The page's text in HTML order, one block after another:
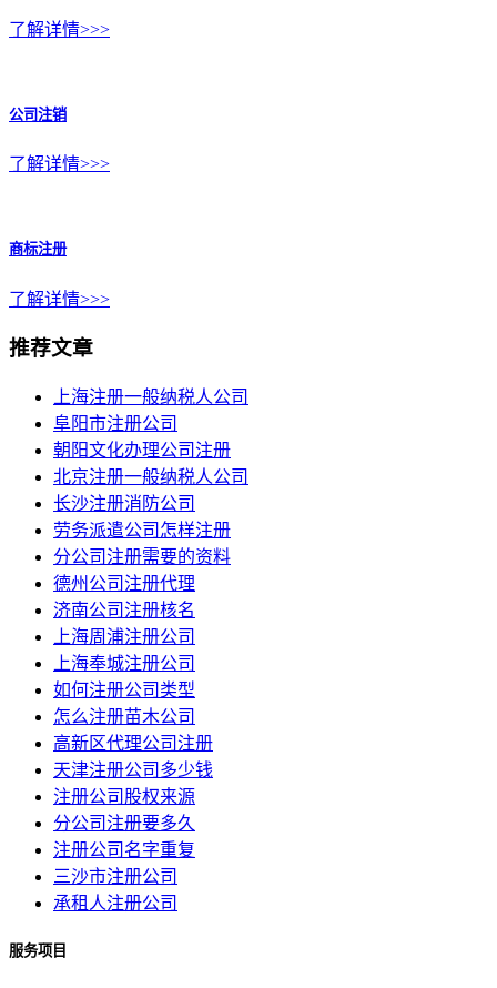
了解详情>>>
公司注销
了解详情>>>
商标注册
了解详情>>>
推荐文章
上海注册一般纳税人公司
阜阳市注册公司
朝阳文化办理公司注册
北京注册一般纳税人公司
长沙注册消防公司
劳务派遣公司怎样注册
分公司注册需要的资料
德州公司注册代理
济南公司注册核名
上海周浦注册公司
上海奉城注册公司
如何注册公司类型
怎么注册苗木公司
高新区代理公司注册
天津注册公司多少钱
注册公司股权来源
分公司注册要多久
注册公司名字重复
三沙市注册公司
承租人注册公司
服务项目